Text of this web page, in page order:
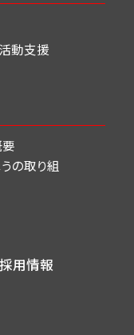
動支援
の取り組
採用情報